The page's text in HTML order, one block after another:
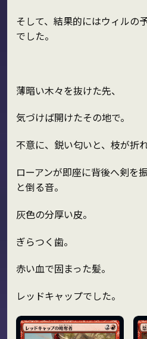
そして、結果的にはウィルの
でした。
薄暗い木々を抜けた先、
気づけば開けたその地で。
不意に、鋭い匂いと、枝が折
ローアンが即座に背後へ剣を
と倒る音。
灰色の分厚い皮。
ぎらつく歯。
赤い血で固まった髪。
レッドキャップでした。